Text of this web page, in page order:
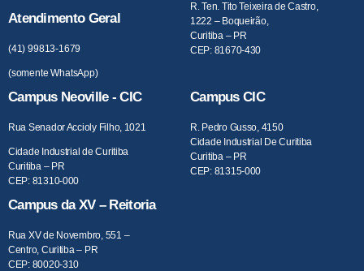
Atendimento Geral
(41) 99813-1679
(somente WhatsApp)
R. Ten. Tito Teixeira de Castro,
1222 – Boqueirão,
Curitiba – PR
CEP: 81670-430
Campus Neoville - CIC
Rua Senador Accioly Filho, 1021
Cidade Industrial de Curitiba
Curitiba – PR
CEP: 81310-000
Campus CIC
R. Pedro Gusso, 4150
Cidade Industrial De Curitiba
Curitiba – PR
CEP: 81315-000
Campus da XV – Reitoria
Rua XV de Novembro, 551 –
Centro, Curitiba – PR
CEP: 80020-310